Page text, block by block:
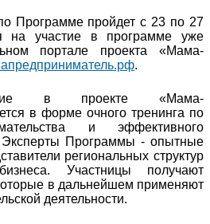
Программе пройдет с 23 по 27
на участие в программе уже
портале проекта «Мама-
.
в проекте «Мама-
в форме очного тренинга по
и эффективного
Эксперты Программы - опытные
региональных структур
Участницы получают
в дальнейшем применяют
деятельности.